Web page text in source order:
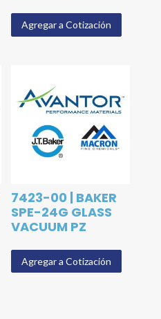
Agregar a Cotización
7423-00 | BAKER
SPE-24G GLASS
VACUUM PZ
Agregar a Cotización